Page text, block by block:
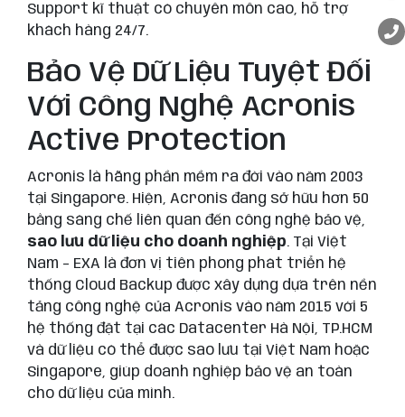
Support kĩ thuật có chuyên môn cao, hỗ trợ
khách hàng 24/7.
Bảo Vệ Dữ Liệu Tuyệt Đối
Với Công Nghệ Acronis
Active Protection
Acronis là hãng phần mềm ra đời vào năm 2003
tại Singapore. Hiện, Acronis đang sở hữu hơn 50
bằng sáng chế liên quan đến công nghệ bảo vệ,
sao lưu dữ liệu cho doanh nghiệp. Tại Việt
Nam – EXA là đơn vị tiên phong phát triển hệ
thống Cloud Backup được xây dựng dựa trên nền
tảng công nghệ của Acronis vào năm 2015 với 5
hệ thống đặt tại các Datacenter Hà Nội, TP.HCM
và dữ liệu có thể được sao lưu tại Việt Nam hoặc
Singapore, giúp doanh nghiệp bảo vệ an toàn
cho dữ liệu của mình.